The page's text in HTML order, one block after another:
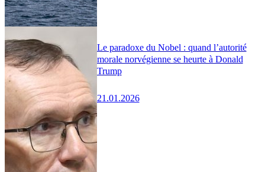
Le paradoxe du Nobel : quand l’autorité
morale norvégienne se heurte à Donald
Trump
21.01.2026